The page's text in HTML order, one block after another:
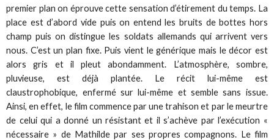
premier plan on éprouve cette sensation d’étirement du temps. La
place est d’abord vide puis on entend les bruits de bottes hors
champ puis on distingue les soldats allemands qui arrivent vers
nous. C’est un plan fixe. Puis vient le générique mais le décor est
alors gris et il pleut abondamment. L’atmosphère, sombre,
pluvieuse, est déjà plantée. Le récit lui-même est
claustrophobique, enfermé sur lui-même et semble sans issue.
Ainsi, en effet, le film commence par une trahison et par le meurtre
de celui qui a donné un résistant et il s’achève par l’exécution «
nécessaire » de Mathilde par ses propres compagnons. Le film